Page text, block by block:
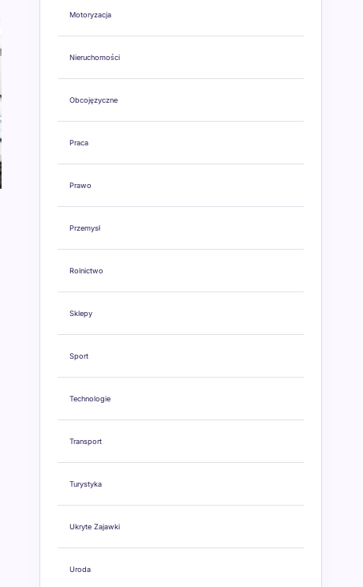
Motoryzacja
Nieruchomości
Obcojęzyczne
Praca
Prawo
Przemysł
Rolnictwo
Sklepy
Sport
Technologie
Transport
Turystyka
Ukryte Zajawki
Uroda